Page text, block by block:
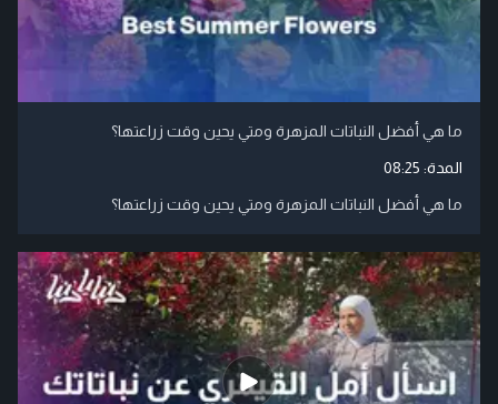
ما هي أفضل النباتات المزهرة ومتي يحين وقت زراعتها؟
المدة: 08:25
ما هي أفضل النباتات المزهرة ومتي يحين وقت زراعتها؟